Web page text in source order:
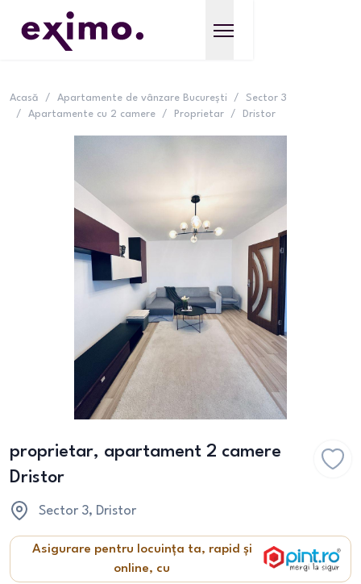
Acasă / Apartamente de vânzare București /
Sector 3
/
Apartamente cu 2 camere / Proprietar / Dristor
proprietar, apartament 2 camere
Dristor
Sector 3, Dristor
Asigurare pentru locuința ta, rapid și
online, cu